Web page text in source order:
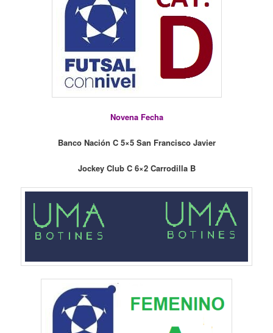
Novena Fecha
Banco Nación C 5×5 San Francisco Javier
Jockey Club C 6×2 Carrodilla B